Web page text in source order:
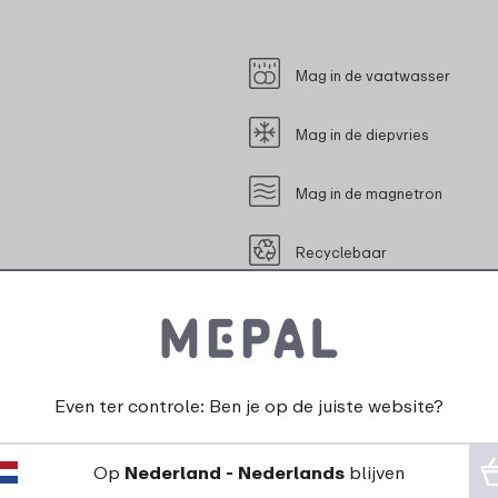
Mag in de vaatwasser
Mag in de diepvries
Mag in de magnetron
Recyclebaar
Geschikt voor contact met
Even ter controle: Ben je op de juiste website?
Op Nederland - Nederlands blijven